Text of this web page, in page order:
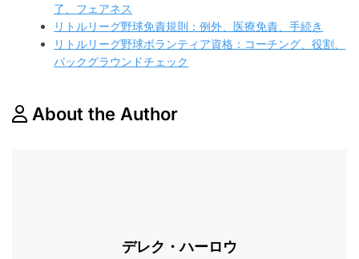
了、フェアネス
リトルリーグ野球免責規則：例外、医療免責、手続き
リトルリーグ野球ボランティア資格：コーチング、役割、
バックグラウンドチェック
About the Author
デレク・ハーロウ